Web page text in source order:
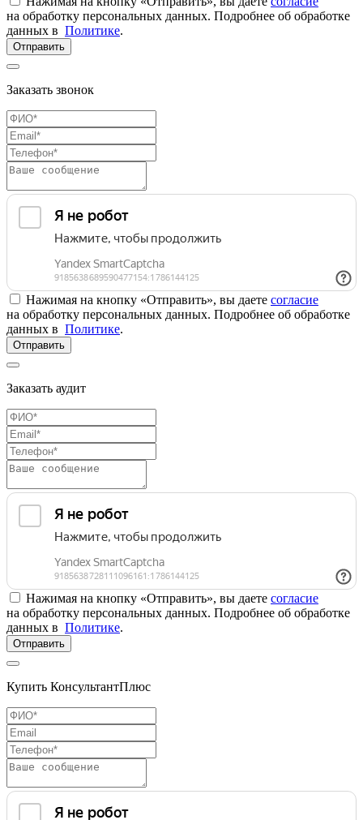
на обработку персональных данных. Подробнее об обработке
данных в Политике.
Отправить
Заказать звонок
Нажимая на кнопку «Отправить», вы даете согласие
на обработку персональных данных. Подробнее об обработке
данных в Политике.
Отправить
Заказать аудит
Нажимая на кнопку «Отправить», вы даете согласие
на обработку персональных данных. Подробнее об обработке
данных в Политике.
Отправить
Купить КонсультантПлюс